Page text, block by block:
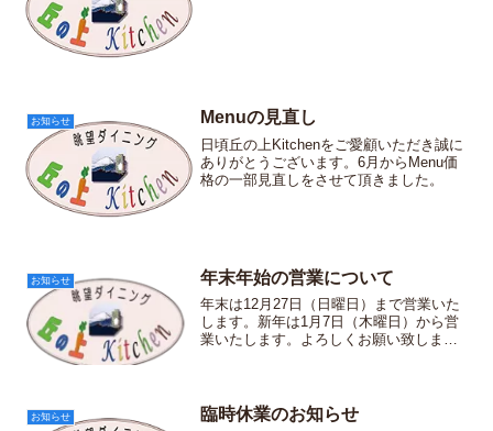
お知らせ Menuの見直し
日頃丘の上Kitchenをご愛顧いただき誠に
ありがとうございます。6月からMenu価
格の一部見直しをさせて頂きました。
お知らせ 年末年始の営業について
年末は12月27日（日曜日）まで営業いた
します。新年は1月7日（木曜日）から営
業いたします。よろしくお願い致しま
お知らせ 臨時休業のお知らせ